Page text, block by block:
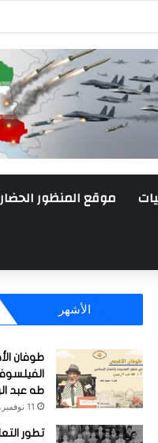
موقع المنظور
الأشهر
طوفان
طه عبد
11 نوفمبر، 2023
تطور